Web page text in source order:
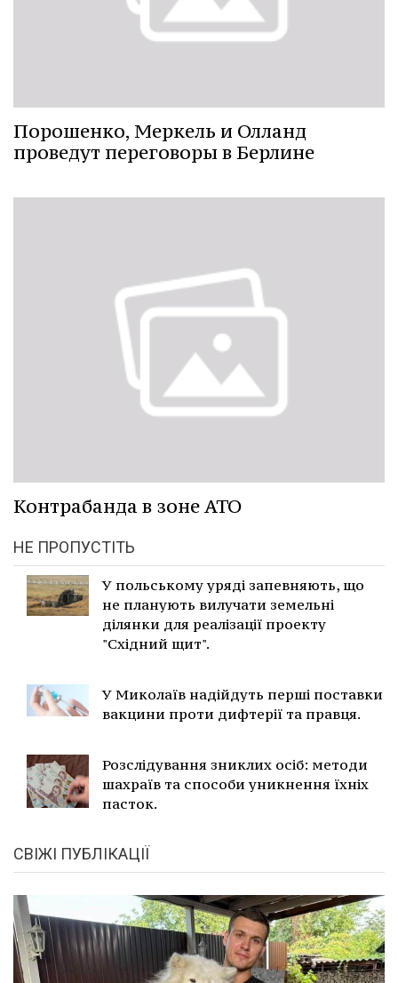
Порошенко, Меркель и Олланд
проведут переговоры в Берлине
Контрабанда в зоне АТО
НЕ ПРОПУСТІТЬ
У польському уряді запевняють, що
не планують вилучати земельні
ділянки для реалізації проекту
"Східний щит".
У Миколаїв надійдуть перші поставки
вакцини проти дифтерії та правця.
Розслідування зниклих осіб: методи
шахраїв та способи уникнення їхніх
пасток.
СВІЖІ ПУБЛІКАЦІЇ